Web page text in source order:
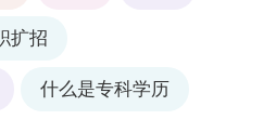
扩招
什么是专科学历